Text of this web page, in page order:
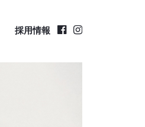
採用情報